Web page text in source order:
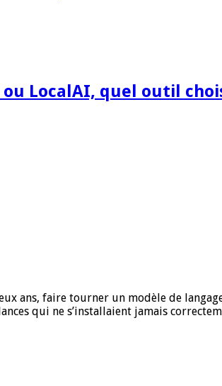
ou LocalAI, quel outil
ans, faire tourner un modèle de
qui ne s’installaient jamais